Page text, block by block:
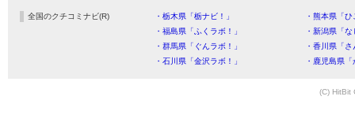
全国のクチコミナビ(R) ・栃木県「栃ナビ！」
・熊本県「
・福島県「ふくラボ！」
・新潟県「
・群馬県「ぐんラボ！」
・香川県「
・石川県「金沢ラボ！」
・鹿児島県
(C) HitBit